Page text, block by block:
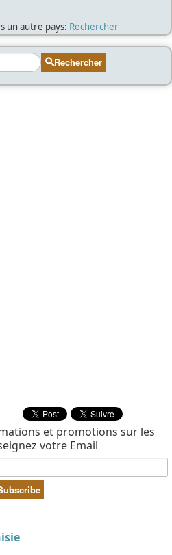
un autre pays: Rechercher
Rechercher
et promotions sur les
votre Email